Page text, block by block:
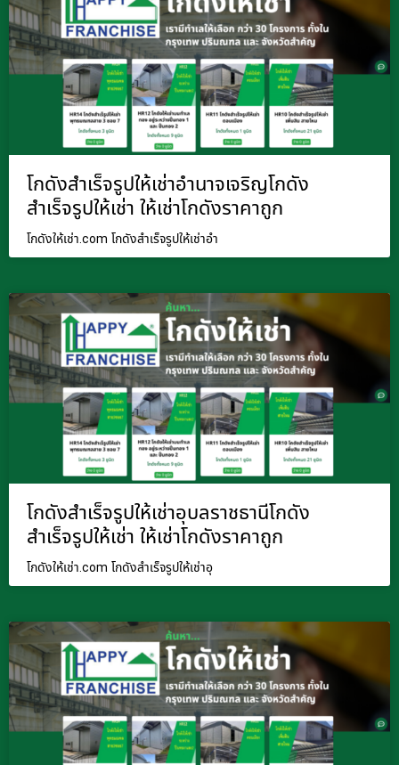
โกดังสำเร็จรูปให้เช่าอำนาจเจริญโกดัง
สำเร็จรูปให้เช่า ให้เช่าโกดังราคาถูก
โกดังให้เช่า.com โกดังสำเร็จรูปให้เช่าอำ
โกดังสำเร็จรูปให้เช่าอุบลราชธานีโกดัง
สำเร็จรูปให้เช่า ให้เช่าโกดังราคาถูก
โกดังให้เช่า.com โกดังสำเร็จรูปให้เช่าอุ